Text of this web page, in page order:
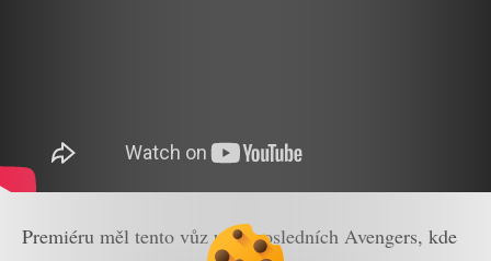
Premiéru měl tento vůz už v posledních Avengers, kde